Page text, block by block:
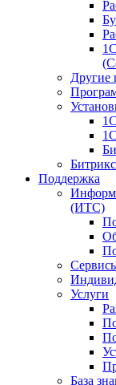
Другие
Поддержка
(ИТС)
Услуги
База